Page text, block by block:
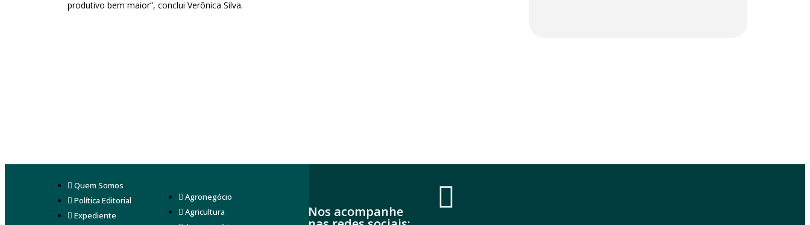
produtivo bem maior”, conclui Verônica Silva.
Quem Somos
Política Editorial
Expediente
Agronegócio
Agricultura
Nos acompanhe